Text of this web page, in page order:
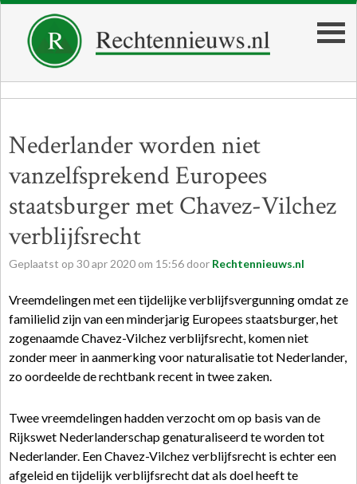
Nederlander worden niet
vanzelfsprekend Europees
staatsburger met Chavez-Vilchez
verblijfsrecht
Geplaatst op 30apr 2020 om 15:56 door Rechtennieuws.nl
Vreemdelingen met een tijdelijke verblijfsvergunning omdat ze
familielid zijn van een minderjarig Europees staatsburger, het
zogenaamde Chavez-Vilchez verblijfsrecht, komen niet
zonder meer in aanmerking voor naturalisatie tot Nederlander,
zo oordeelde de rechtbank recent in twee zaken.
Twee vreemdelingen hadden verzocht om op basis van de
Rijkswet Nederlanderschap genaturaliseerd te worden tot
Nederlander. Een Chavez-Vilchez verblijfsrecht is echter een
afgeleid en tijdelijk verblijfsrecht dat als doel heeft te